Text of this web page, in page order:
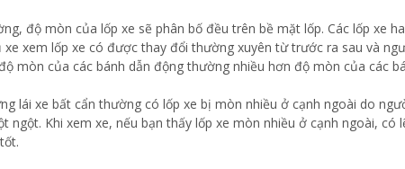
độ mòn của lốp xe sẽ phân bố đều trên bề mặt lốp. Các lốp xe
xe xem lốp xe có được thay đổi thường xuyên từ trước ra sau và
mòn của các bánh dẫn động thường nhiều hơn độ mòn của các
lái xe bất cẩn thường có lốp xe bị mòn nhiều ở cạnh ngoài do
ngột. Khi xem xe, nếu bạn thấy lốp xe mòn nhiều ở cạnh ngoài, có